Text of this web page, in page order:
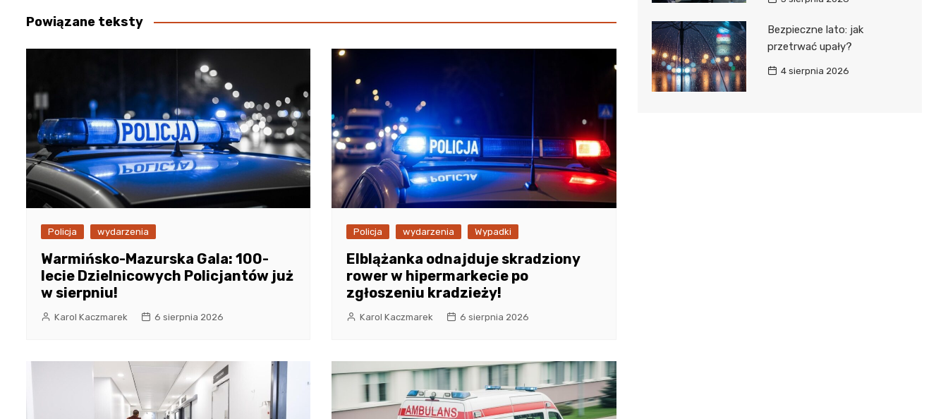
Powiązane teksty
Policja wydarzenia
Warmińsko-Mazurska Gala: 100-
lecie Dzielnicowych Policjantów już
w sierpniu!
Karol Kaczmarek 6 sierpnia 2026
Policja wydarzenia Wypadki
Elblążanka odnajduje skradziony
rower w hipermarkecie po
zgłoszeniu kradzieży!
Karol Kaczmarek 6 sierpnia 2026
Bezpieczne lato: jak
przetrwać upały?
4 sierpnia 2026